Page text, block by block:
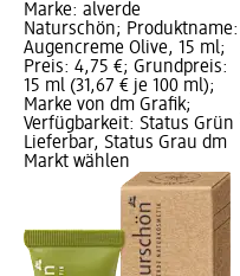
Marke: alverde
Naturschön; Produktname:
Augencreme Olive, 15 ml;
Preis: 4,75 €; Grundpreis:
15 ml (31,67 € je 100 ml);
Marke von dm Grafik;
Verfügbarkeit: Status Grün
Lieferbar, Status Grau dm
Markt wählen